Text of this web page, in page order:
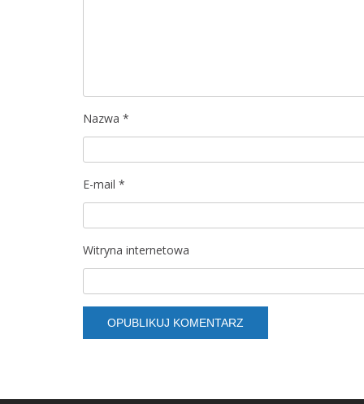
p
i
s
u
Nazwa *
E-mail *
Witryna internetowa